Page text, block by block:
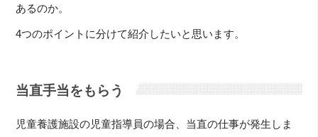
あるのか。
4つのポイントに分けて紹介したいと思います。
当直手当をもらう
児童養護施設の児童指導員の場合、当直の仕事が発生しま